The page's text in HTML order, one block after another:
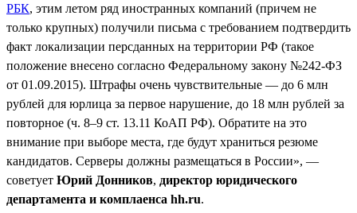
РБК, этим летом ряд иностранных компаний (причем не
только крупных) получили письма с требованием подтвердить
факт локализации персданных на территории РФ (такое
положение внесено согласно Федеральному закону №242-ФЗ
от 01.09.2015). Штрафы очень чувствительные — до 6 млн
рублей для юрлица за первое нарушение, до 18 млн рублей за
повторное (ч. 8–9 ст. 13.11 КоАП РФ). Обратите на это
внимание при выборе места, где будут храниться резюме
кандидатов. Серверы должны размещаться в России», —
советует Юрий Донников, директор юридического
департамента и комплаенса hh.ru.